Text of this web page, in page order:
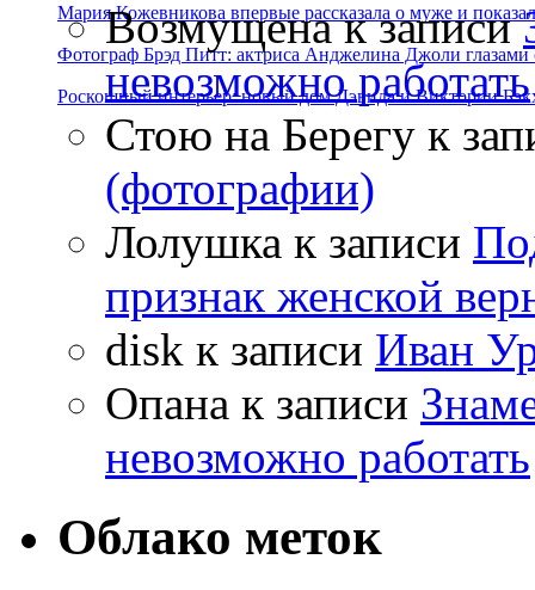
Мария Кожевникова впервые рассказала о муже и
Фотограф Брэд Питт: актриса Анджелина Джоли глазами
Роскошный интерьер: новый дом Дэвида и Виктории
Возмущенак записи
невозможно работать
Стою на Берегу к
(фотографии)
Лолушка к записи
признак женской
disk к записи Иван
Опана к записи
невозможно работать
Облако меток